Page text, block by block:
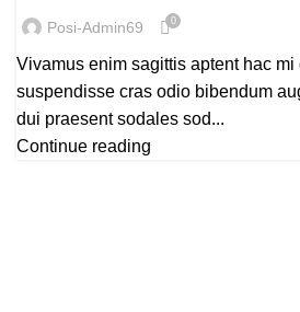
Posi-Admin69 0
Vivamus enim sagittis aptent hac mi
suspendisse cras odio bibendum
dui praesent sodales sod...
Continue reading